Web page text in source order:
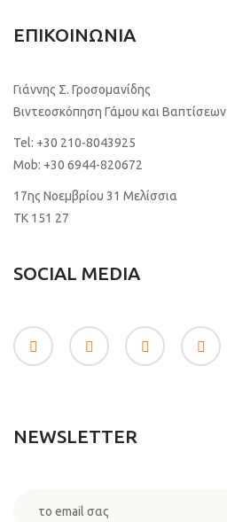
ΕΠΙΚΟΙΝΩΝΙΑ
Γιάννης Σ. Γροσομανίδης
Βιντεοσκόπηση Γάμου και Βαπτίσεων
Tel: +30 210-8043925
Mob: +30 6944-820672
17ης Νοεμβρίου 31 Μελίσσια
TK 151 27
SOCIAL MEDIA
NEWSLETTER